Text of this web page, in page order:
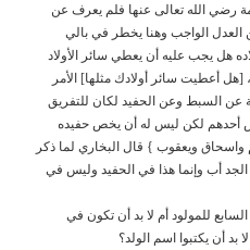
رضي الله تعالى عنها فلم يعرف عن
العدل الواجب وهنا يخطر في بالي
هل يجب عليه أن يعطي سائر اﻷوﻻد
، [هل أعطيت سائر أوﻻدك مثلها] اﻷمر
عن السبط وعن الحفيد لكان للتفريق
أحدهم لكن ليس له أن يخص حفيده
واسحاق ويعقوب } قال البخاري لما ذكر
أب وإنما هذا في الحفيد وليس في
للمولود أم ﻻ بد أن تكون في
أن يكتبوا اسم الولد؟